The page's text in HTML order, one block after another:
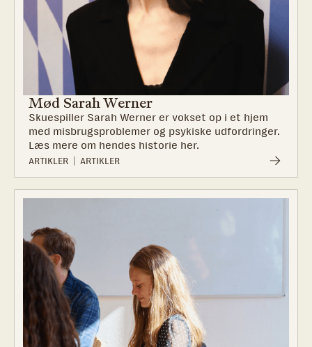
Mød Sarah Werner
Skuespiller Sarah Werner er vokset op i et hjem
med misbrugsproblemer og psykiske udfordringer.
Læs mere om hendes historie her.
ARTIKLER ARTIKLER